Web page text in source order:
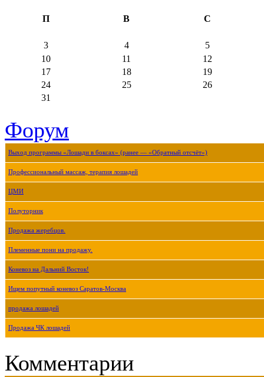
П В С
3 4
5
10
11
12
17
18
19
24
25
26
31
Форум
Выход программы «Лошади в боксах» (ранее — «Обратный отсчёт»)
Профессиональный массаж, терапия лошадей
ЦМИ
Полуторник
Продажа жеребцов.
Племенные пони на продажу.
Коневоз на Дальний Восток!
Ищем попутный коневоз Саратов-Москва
продажа лошадей
Продажа ЧК лошадей
Комментарии